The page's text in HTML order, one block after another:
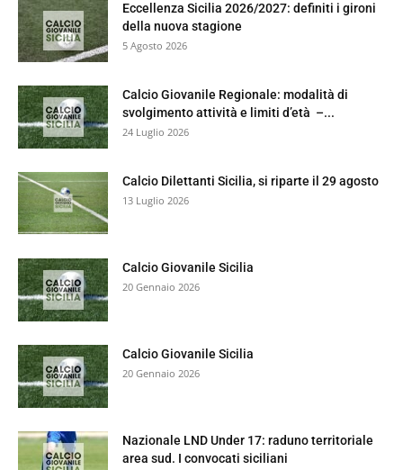
Eccellenza Sicilia 2026/2027: definiti i gironi
della nuova stagione
5 Agosto 2026
Calcio Giovanile Regionale: modalità di
svolgimento attività e limiti d’età –...
24 Luglio 2026
Calcio Dilettanti Sicilia, si riparte il 29 agosto
13 Luglio 2026
Calcio Giovanile Sicilia
20 Gennaio 2026
Calcio Giovanile Sicilia
20 Gennaio 2026
Nazionale LND Under 17: raduno territoriale
area sud. I convocati siciliani